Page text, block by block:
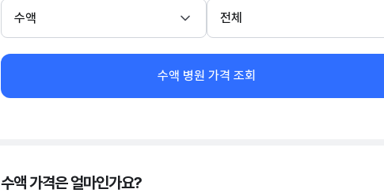
수액 전체
수액 병원 가격 조회
수액 가격은 얼마인가요?